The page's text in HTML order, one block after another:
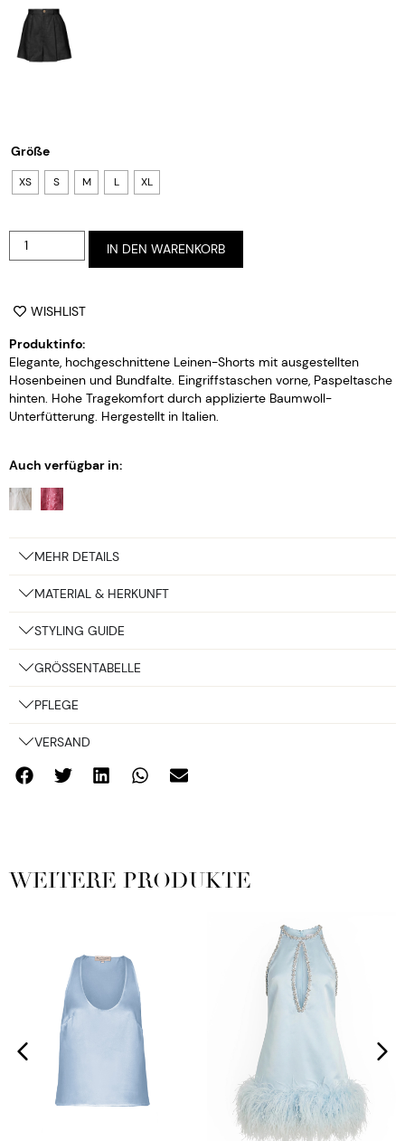
Größe
XS S M L XL
IN DEN WARENKORB
WISHLIST
Produktinfo:
Elegante, hochgeschnittene Leinen-Shorts mit ausgestellten
Hosenbeinen und Bundfalte. Eingriffstaschen vorne, Paspeltasche
hinten. Hohe Tragekomfort durch applizierte Baumwoll-
Unterfütterung. Hergestellt in Italien.
Auch verfügbar in:
MEHR DETAILS
MATERIAL & HERKUNFT
STYLING GUIDE
GRÖSSENTABELLE
PFLEGE
VERSAND
WEITERE PRODUKTE